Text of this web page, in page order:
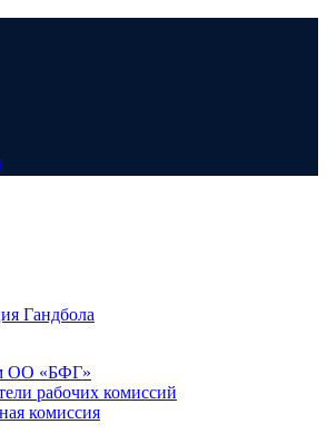
Гандбола
ОО «БФГ»
рабочих комиссий
комиссия